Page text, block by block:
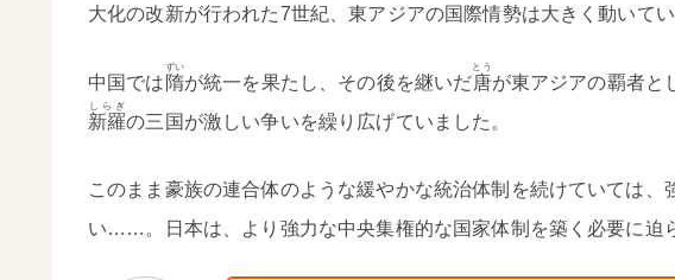
大化の改新が行われた7世紀、東アジアの国際情勢は大きく動いてい
中国では 隋
ずい
が統一を果たし、その後を継いだ唐
とう
が東アジアの覇者と
新羅
しらぎ
の三国が激しい争いを繰り広げていました。
このまま豪族の連合体のような緩やかな統治体制を続けていては、
い……。日本は、より強力な中央集権的な国家体制を築く必要に迫